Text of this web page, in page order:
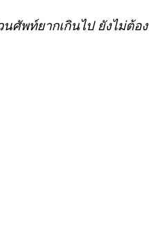
ศัพท์ยากเกินไป ยังไม่ต้อง